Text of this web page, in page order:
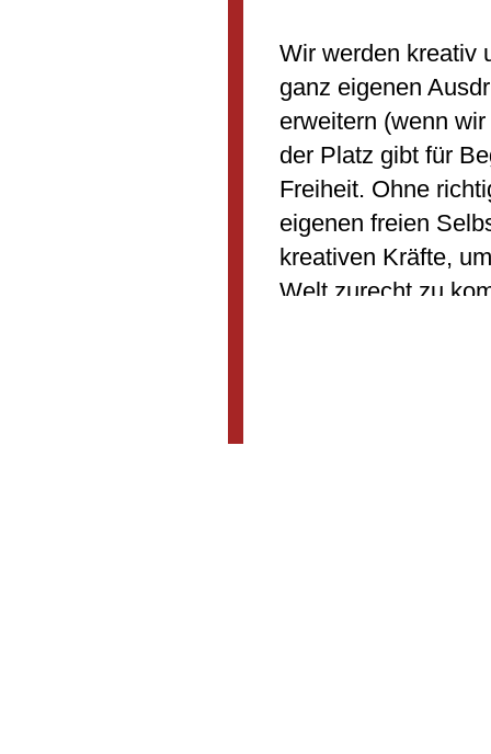
Wir werden kreativ
ganz eigenen
erweitern (wenn
der Platz gibt für
Freiheit. Ohne
eigenen freien
kreativen Kräfte,
Welt zurecht zu